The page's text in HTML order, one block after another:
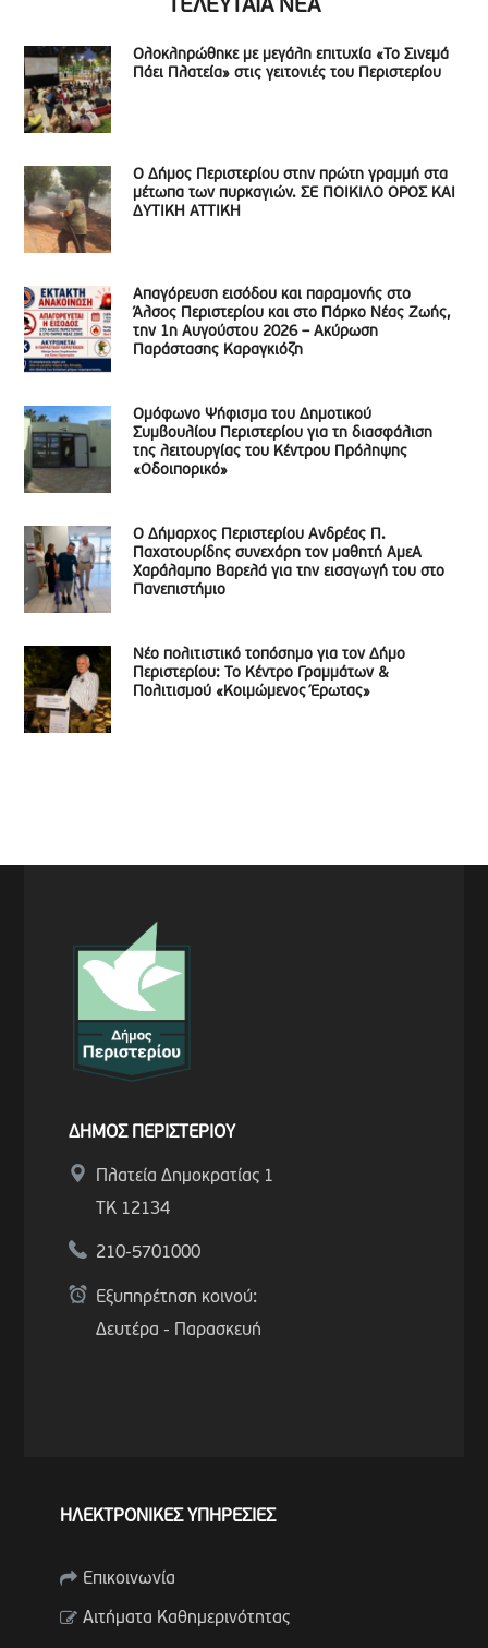
ΤΕΛΕΥΤΑΙΑ ΝΕΑ
Ολοκληρώθηκε με μεγάλη επιτυχία «Το Σινεμά
Πάει Πλατεία» στις γειτονιές του Περιστερίου
Ο Δήμος Περιστερίου στην πρώτη γραμμή στα
μέτωπα των πυρκαγιών. ΣΕ ΠΟΙΚΙΛΟ ΟΡΟΣ ΚΑΙ
ΔΥΤΙΚΗ ΑΤΤΙΚΗ
Απαγόρευση εισόδου και παραμονής στο
Άλσος Περιστερίου και στο Πάρκο Νέας Ζωής,
την 1η Αυγούστου 2026 – Ακύρωση
Παράστασης Καραγκιόζη
Ομόφωνο Ψήφισμα του Δημοτικού
Συμβουλίου Περιστερίου για τη διασφάλιση
της λειτουργίας του Κέντρου Πρόληψης
«Οδοιπορικό»
Ο Δήμαρχος Περιστερίου Ανδρέας Π.
Παχατουρίδης συνεχάρη τον μαθητή ΑμεΑ
Χαράλαμπο Βαρελά για την εισαγωγή του στο
Πανεπιστήμιο
Νέο πολιτιστικό τοπόσημο για τον Δήμο
Περιστερίου: Το Κέντρο Γραμμάτων &
Πολιτισμού «Κοιμώμενος Έρωτας»
ΔΗΜΟΣ ΠΕΡΙΣΤΕΡΙΟΥ
Πλατεία Δημοκρατίας 1
ΤΚ 12134
210-5701000
Εξυπηρέτηση κοινού:
Δευτέρα - Παρασκευή
ΗΛΕΚΤΡΟΝΙΚΕΣ ΥΠΗΡΕΣΙΕΣ
Επικοινωνία
Αιτήματα Καθημερινότητας